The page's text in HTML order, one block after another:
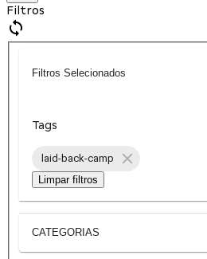
Filtros
Filtros Selecionados
Tags
laid-back-camp
Limpar filtros
CATEGORIAS